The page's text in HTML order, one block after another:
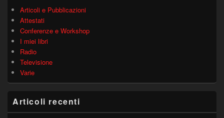
Articoli e Pubblicazioni
Attestati
Conferenze e Workshop
I miei libri
Radio
Televisione
Varie
Articoli recenti